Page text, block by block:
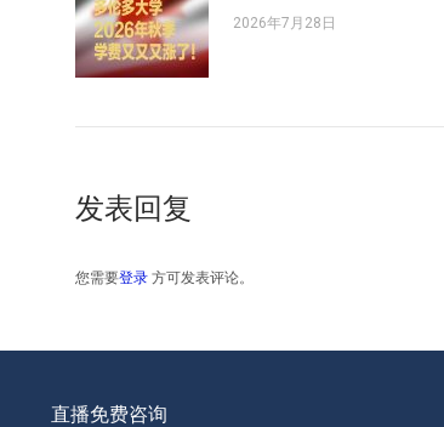
2026年7月28日
发表回复
您需要登录 方可发表评论。
直播免费咨询